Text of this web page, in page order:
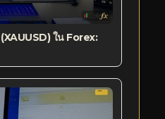
ใน Forex: